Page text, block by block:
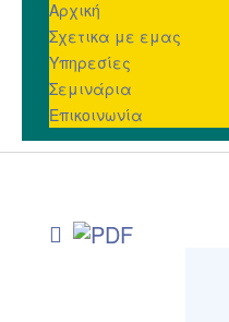
Αρχική
Σχετικα με εμας
Υπηρεσίες
Σεμινάρια
Επικοινωνία